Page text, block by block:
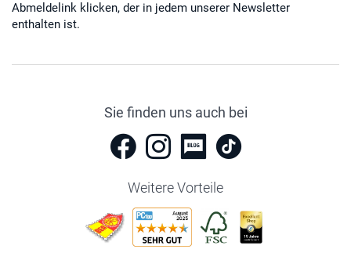
Abmeldelink klicken, der in jedem unserer Newsletter
enthalten ist.
Sie finden uns auch bei
Weitere Vorteile